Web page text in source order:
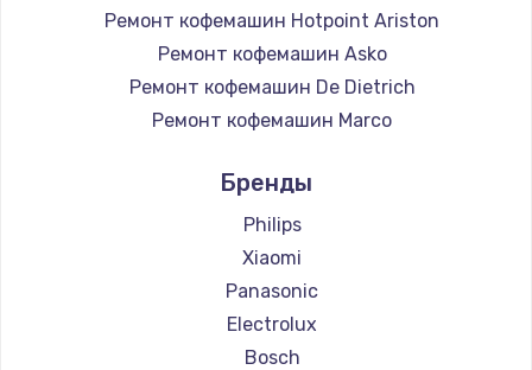
Ремонт кофемашин Hotpoint Ariston
Ремонт кофемашин Asko
Ремонт кофемашин De Dietrich
Ремонт кофемашин Marco
Ремонт кофемашин Jura
Ремонт кофемашин Olympia
Ремонт кофемашин Saeco
Ремонт кофемашин La Cimbali
Ремонт кофемашин WMF
Ремонт кофемашин Yamaguchi
Бренды
Philips
Xiaomi
Panasonic
Electrolux
Bosch